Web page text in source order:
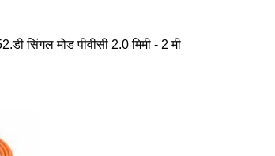
सिंगल मोड पीवीसी 2.0 मिमी - 2 मी